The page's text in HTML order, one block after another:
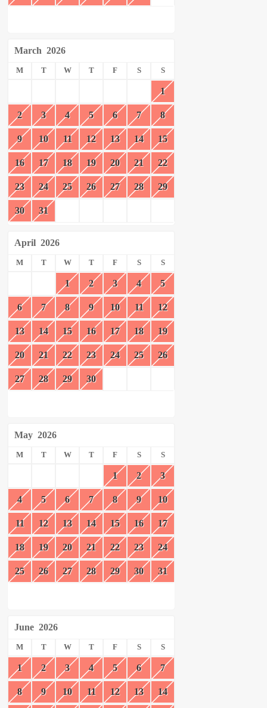
March 2026
M T W T F S S
1
2 3 4 5 6 7 8
9 10 11 12 13 14 15
16 17 18 19 20 21 22
23 24 25 26 27 28 29
30 31
April 2026
M T W T F S S
1 2 3 4 5
6 7 8 9 10 11 12
13 14 15 16 17 18 19
20 21 22 23 24 25 26
27 28 29 30
May 2026
M T W T F S S
1 2 3
4 5 6 7 8 9 10
11 12 13 14 15 16 17
18 19 20 21 22 23 24
25 26 27 28 29 30 31
June 2026
M T W T F S S
1 2 3 4 5 6 7
8 9 10 11 12 13 14